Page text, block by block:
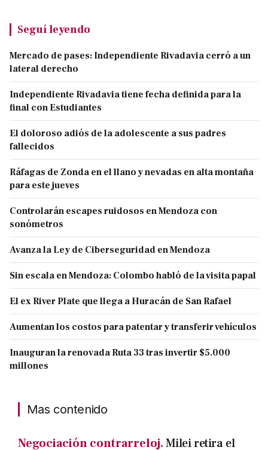
Seguí leyendo
Mercado de pases: Independiente Rivadavia cerró a un
lateral derecho
Independiente Rivadavia tiene fecha definida para la
final con Estudiantes
El doloroso adiós de la adolescente a sus padres
fallecidos
Ráfagas de Zonda en el llano y nevadas en alta montaña
para este jueves
Controlarán escapes ruidosos en Mendoza con
sonómetros
Avanza la Ley de Ciberseguridad en Mendoza
Sin escala en Mendoza: Colombo habló de la visita papal
El ex River Plate que llega a Huracán de San Rafael
Aumentan los costos para patentar y transferir vehículos
Inauguran la renovada Ruta 33 tras invertir $5.000
millones
Mas contenido
Negociación contrarreloj.Milei retira el